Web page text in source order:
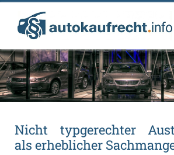
Nicht typ­ge­rech­ter
als er­heb­li­cher